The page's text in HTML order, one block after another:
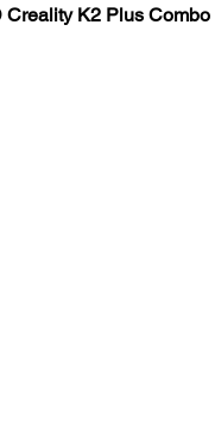
Creality K2 Plus Combo